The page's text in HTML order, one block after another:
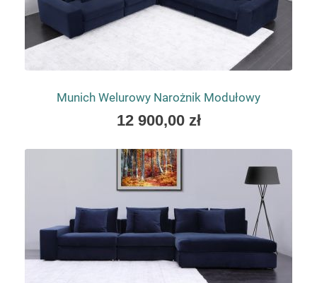
Munich Welurowy Narożnik Modułowy
As
as
12 900,00 zł